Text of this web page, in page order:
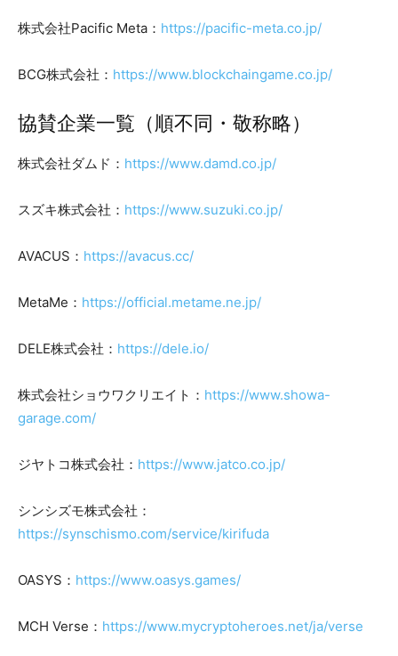
株式会社Pacific Meta： https://pacific-meta.co.jp/
BCG株式会社： https://www.blockchaingame.co.jp/
協賛企業一覧（順不同・敬称略）
株式会社ダムド： https://www.damd.co.jp/
スズキ株式会社： https://www.suzuki.co.jp/
AVACUS： https://avacus.cc/
MetaMe： https://official.metame.ne.jp/
DELE株式会社： https://dele.io/
株式会社ショウワクリエイト： https://www.showa-
garage.com/
ジヤトコ株式会社： https://www.jatco.co.jp/
シンシズモ株式会社：
https://synschismo.com/service/kirifuda
OASYS： https://www.oasys.games/
MCH Verse： https://www.mycryptoheroes.net/ja/verse